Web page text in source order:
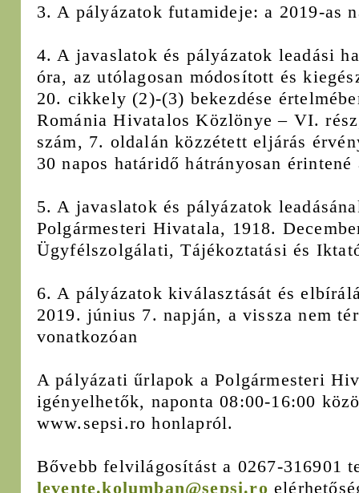
3. A pályázatok futamideje: a 2019-as
4. A javaslatok és pályázatok leadási
óra, az utólagosan módosított és
20. cikkely (2)-(3) bekezdése
Románia Hivatalos Közlönye – VI.
szám, 7. oldalán közzétett eljárás
30 napos határidő hátrányosan
5. A javaslatok és pályázatok
Polgármesteri Hivatala, 1918.
Ügyfélszolgálati, Tájékoztatási és
6. A pályázatok kiválasztását és
2019. június 7. napján, a vissza nem
vonatkozóan
A pályázati űrlapok a Polgármesteri
igényelhetők, naponta 08:00-16:00
www.sepsi.ro honlapról.
Bővebb felvilágosítást a 0267-316901
levente.kolumban@sepsi.ro